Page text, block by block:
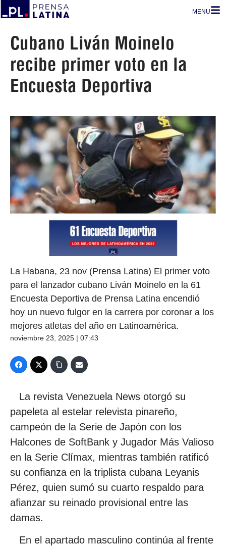
MENU
Cubano Liván Moinelo
recibe primer voto en la
Encuesta Deportiva
La Habana, 23 nov (Prensa Latina) El primer voto
para el lanzador cubano Liván Moinelo en la 61
Encuesta Deportiva de Prensa Latina encendió
hoy un nuevo fulgor en la carrera por coronar a los
mejores atletas del año en Latinoamérica.
noviembre 23, 2025 | 07:43
La revista Venezuela News otorgó su
papeleta al estelar relevista pinareño,
campeón de la Serie de Japón con los
Halcones de SoftBank y Jugador Más Valioso
en la Serie Clímax, mientras también ratificó
su confianza en la triplista cubana Leyanis
Pérez, quien sumó su cuarto respaldo para
afianzar su reinado provisional entre las
damas.
En el apartado masculino continúa al frente